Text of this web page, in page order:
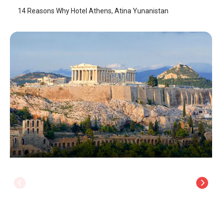
14 Reasons Why Hotel Athens, Atina Yunanistan